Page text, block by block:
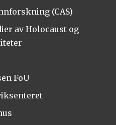
(CAS)
av Holocaust og
FoU